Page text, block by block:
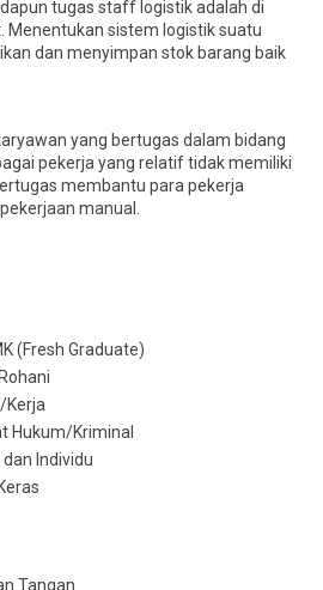
tugas staff logistik adalah di
Menentukan sistem logistik suatu
dan menyimpan stok barang baik
yang bertugas dalam bidang
pekerja yang relatif tidak memiliki
membantu para pekerja
manual.
(Fresh Graduate)
Kerja
Hukum/Kriminal
Individu
Tangan